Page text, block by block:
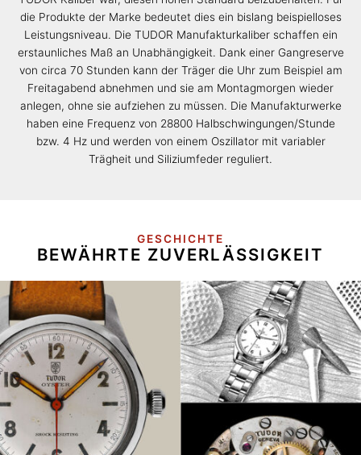
die Produkte der Marke bedeutet dies ein bislang beispielloses
Leistungsniveau. Die TUDOR Manufakturkaliber schaffen ein
erstaunliches Maß an Unabhängigkeit. Dank einer Gangreserve
von circa 70 Stunden kann der Träger die Uhr zum Beispiel am
Freitagabend abnehmen und sie am Montagmorgen wieder
anlegen, ohne sie aufziehen zu müssen. Die Manufakturwerke
haben eine Frequenz von 28800 Halbschwingungen/Stunde
bzw. 4 Hz und werden von einem Oszillator mit variabler
Trägheit und Siliziumfeder reguliert.
GESCHICHTE
BEWÄHRTE ZUVERLÄSSIGKEIT